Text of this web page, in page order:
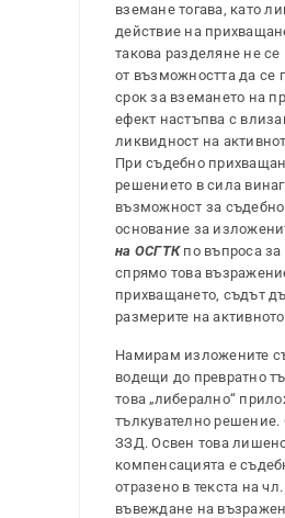
вземане тогава, като
действие на
такова разделяне не
от възможността да се
срок за вземането на
ефект настъпва с
ликвидност на
При съдебно
решението в сила
възможност за
основание за
на ОСГТКпо въпроса за
спрямо това
прихващането, съдът
размерите на
Намирам изложените
водещи до превратно
това „либерално“
тълкувателно решение.
ЗЗД. Освен това
компенсацията е
отразено в текста на
въвеждане на